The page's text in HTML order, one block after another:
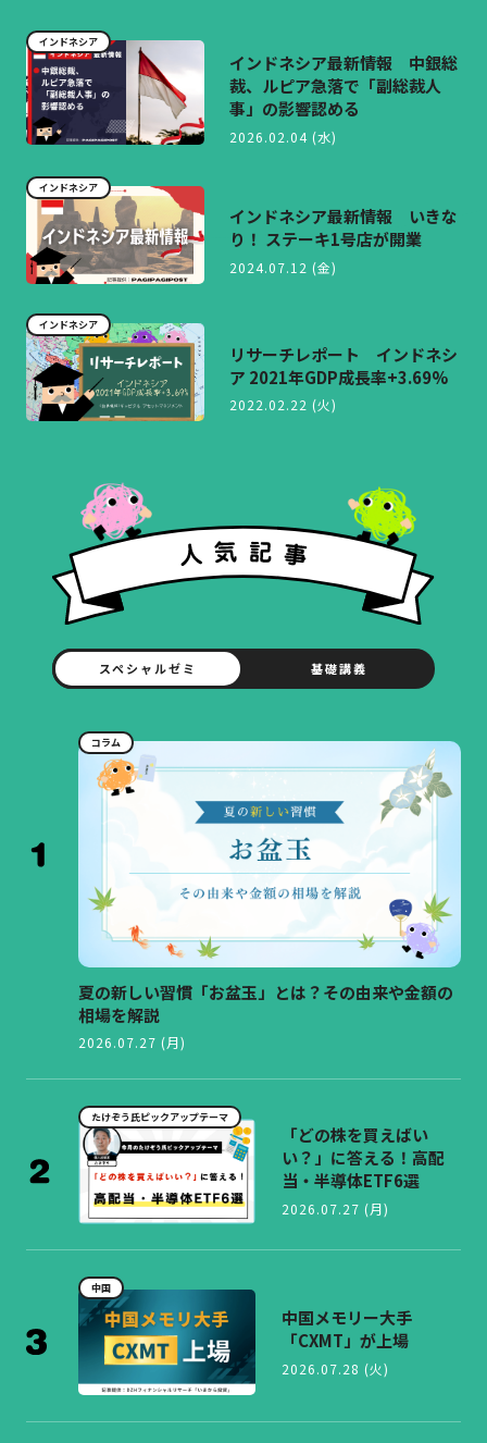
インドネシア
インドネシア最新情報 中銀総
裁、ルピア急落で「副総裁人
事」の影響認める
2026.02.04 (水)
インドネシア
インドネシア最新情報 いきな
り！ ステーキ1号店が開業
2024.07.12 (金)
インドネシア
リサーチレポート インドネシ
ア 2021年GDP成長率+3.69%
2022.02.22 (火)
スペシャルゼミ 基礎講義
コラム
夏の新しい習慣「お盆玉」とは？その由来や金額の
相場を解説
2026.07.27 (月)
たけぞう氏ピックアップテーマ
「どの株を買えばい
い？」に答える！高配
当・半導体ETF6選
2026.07.27 (月)
中国
中国メモリー大手
「CXMT」が上場
2026.07.28 (火)